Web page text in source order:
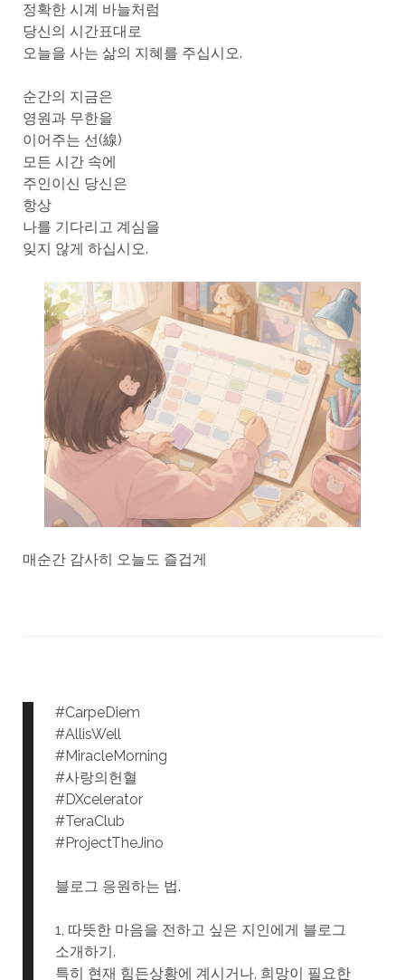
정확한 시계 바늘처럼
당신의 시간표대로
오늘을 사는 삶의 지혜를 주십시오.
순간의 지금은
영원과 무한을
이어주는 선(線)
모든 시간 속에
주인이신 당신은
항상
나를 기다리고 계심을
잊지 않게 하십시오.
매순간 감사히 오늘도 즐겁게
#CarpeDiem
#AllisWell
#MiracleMorning
#사랑의헌혈
#DXcelerator
#TeraClub
#ProjectTheJino
블로그 응원하는 법.
1, 따뜻한 마음을 전하고 싶은 지인에게 블로그
소개하기.
특히 현재 힘든상황에 계시거나, 희망이 필요한